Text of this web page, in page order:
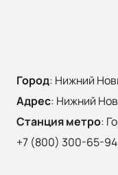
Город: Нижний
Адрес: Нижний
Станция метро:
+7 (800) 300-65-94